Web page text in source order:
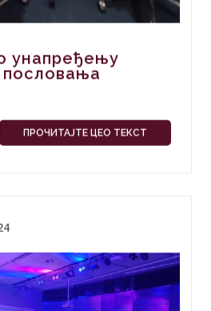
унапређењу
ПРОЧИТАЈТЕ ЦЕО ТЕКСТ